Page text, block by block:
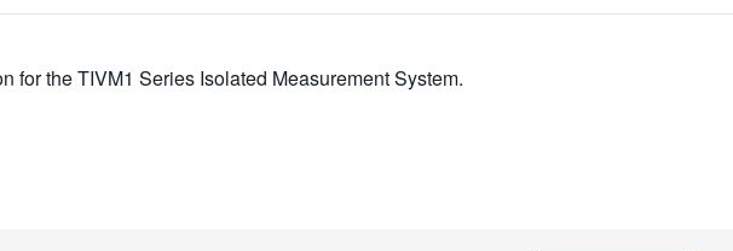
for the TIVM1 Series Isolated Measurement System.